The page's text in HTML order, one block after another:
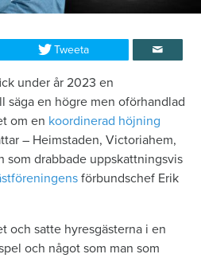
Tweeta
under år 2023 en
säga en högre men oförhandlad
om en koordinerad höjning
– Heimstaden, Victoriahem,
som drabbade uppskattningsvis
förbundschef Erik
och satte hyresgästerna i en
och något som man som